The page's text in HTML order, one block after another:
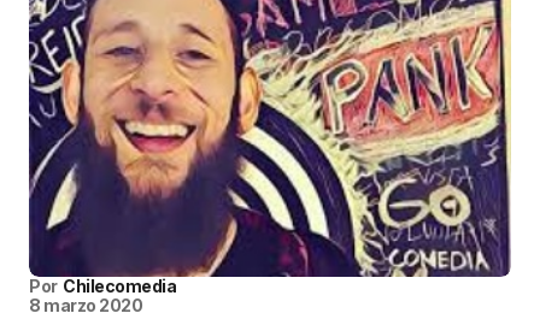
Por Chilecomedia
8 marzo 2020